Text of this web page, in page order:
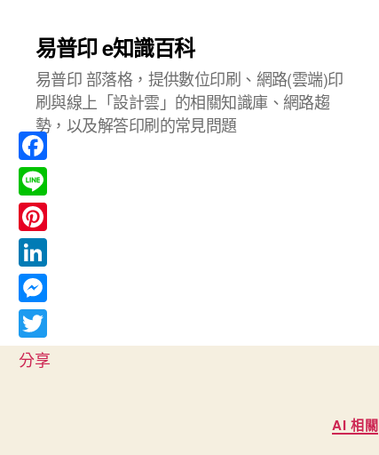
易普印 e知識百科
易普印 部落格，提供數位印刷、網路(雲端)印
刷與線上「設計雲」的相關知識庫、網路趨
勢，以及解答印刷的常見問題
AI 相關
F
a
c
e
b
o
o
k
L
i
n
e
P
i
n
t
e
L
i
n
k
M
e
s
T
分享